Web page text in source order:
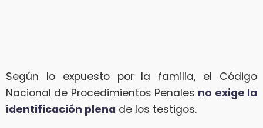
Según lo expuesto por la familia, el Código
Nacional de Procedimientos Penales no exige la
identificación plena de los testigos.